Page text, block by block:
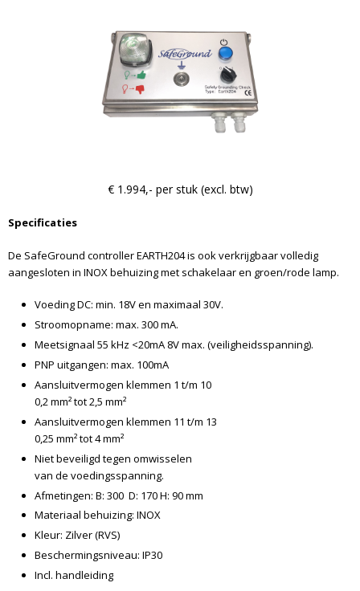
€ 1.994,- per stuk (excl. btw)
Specificaties
De SafeGround controller EARTH204 is ook verkrijgbaar volledig
aangesloten in INOX behuizing met schakelaar en groen/rode lamp.
Voeding DC: min. 18V en maximaal 30V.
Stroomopname: max. 300 mA.
Meetsignaal 55 kHz <20mA 8V max. (veiligheidsspanning).
PNP uitgangen: max. 100mA
Aansluitvermogen klemmen 1 t/m 10
0,2 mm² tot 2,5 mm²
Aansluitvermogen klemmen 11 t/m 13
0,25 mm² tot 4 mm²
Niet beveiligd tegen omwisselen
van de voedingsspanning.
Afmetingen: B: 300 D: 170 H: 90 mm
Materiaal behuizing: INOX
Kleur: Zilver (RVS)
Beschermingsniveau: IP30
Incl. handleiding